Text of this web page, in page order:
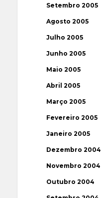
Setembro 2005
Agosto 2005
Julho 2005
Junho 2005
Maio 2005
Abril 2005
Março 2005
Fevereiro 2005
Janeiro 2005
Dezembro 2004
Novembro 2004
Outubro 2004